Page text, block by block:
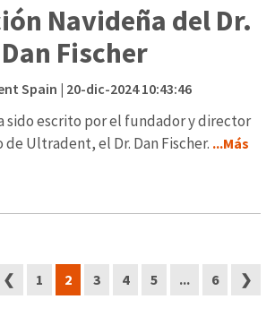
Navideña del Dr.
Dan Fischer
Spain | 20-dic-2024 10:43:46
sido escrito por el fundador y director
Ultradent, el Dr. Dan Fischer. ...Más
❮ 1 2 3 4 5 ... 6 ❯